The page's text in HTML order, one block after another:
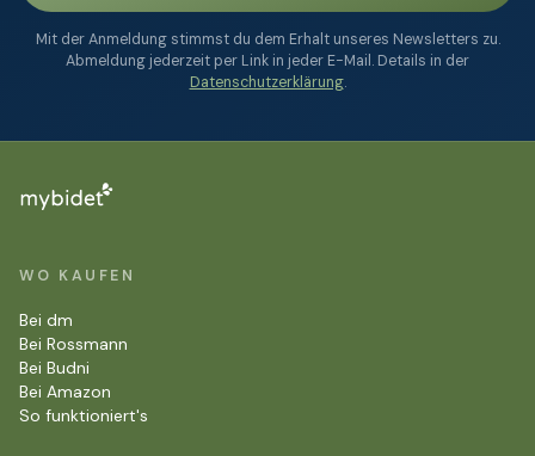
Mit der Anmeldung stimmst du dem Erhalt unseres Newsletters zu.
Abmeldung jederzeit per Link in jeder E-Mail. Details in der
Datenschutzerklärung.
WO KAUFEN
Bei dm
Bei Rossmann
Bei Budni
Bei Amazon
So funktioniert's